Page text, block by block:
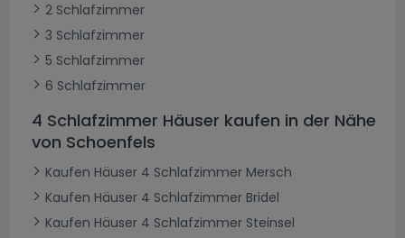
2 Schlafzimmer
3 Schlafzimmer
5 Schlafzimmer
6 Schlafzimmer
4 Schlafzimmer Häuser kaufen in der Nähe
von Schoenfels
Kaufen Häuser 4 Schlafzimmer Mersch
Kaufen Häuser 4 Schlafzimmer Bridel
Kaufen Häuser 4 Schlafzimmer Steinsel